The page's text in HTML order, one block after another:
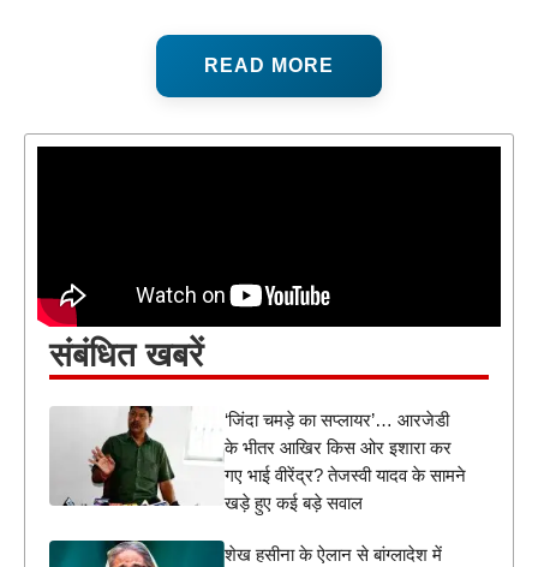
READ MORE
संबंधित खबरें
‘जिंदा चमड़े का सप्लायर’… आरजेडी
के भीतर आखिर किस ओर इशारा कर
गए भाई वीरेंद्र? तेजस्वी यादव के सामने
खड़े हुए कई बड़े सवाल
शेख हसीना के ऐलान से बांग्लादेश में